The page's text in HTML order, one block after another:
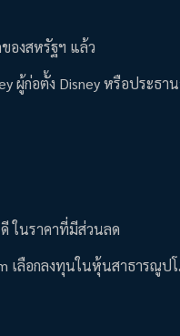
องสหรัฐฯ แล้ว
ผู้ก่อตั้ง Disney หรือประธา
ในราคาที่มีส่วนลด
เลือกลงทุนในหุ้นสาธารณูป